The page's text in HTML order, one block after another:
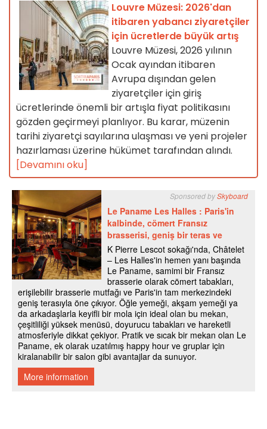
Louvre Müzesi: 2026'dan
itibaren yabancı ziyaretçiler
için ücretlerde büyük artış
Louvre Müzesi, 2026 yılının
Ocak ayından itibaren
Avrupa dışından gelen
ziyaretçiler için giriş
ücretlerinde önemli bir artışla fiyat politikasını
gözden geçirmeyi planlıyor. Bu karar, müzenin
tarihi ziyaretçi sayılarına ulaşması ve yeni projeler
hazırlaması üzerine hükümet tarafından alındı.
[Devamını oku]